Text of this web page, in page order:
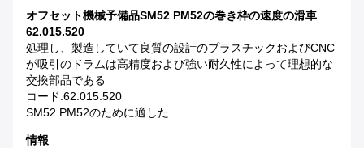
オフセット機械予備品SM52 PM52の巻き枠の速度の滑車
62.015.520
処理し、製造していて良質の設計のプラスチックおよびCNC
が吸引のドラムは高精度および強い耐久性によって理想的な
交換部品である
コード:62.015.520
SM52 PM52のために適した
情報